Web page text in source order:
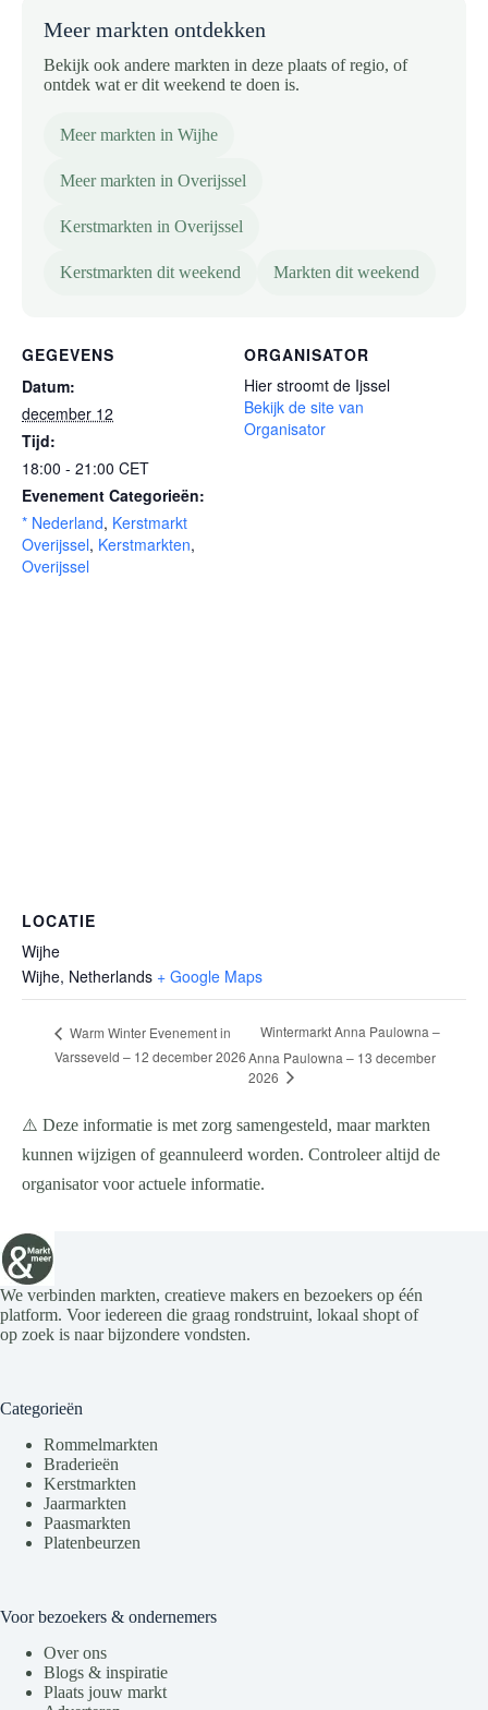
Meer markten ontdekken
Bekijk ook andere markten in deze plaats of regio, of
ontdek wat er dit weekend te doen is.
Meer markten in Wijhe
Meer markten in Overijssel
Kerstmarkten in Overijssel
Kerstmarkten dit weekend Markten dit weekend
GEGEVENS
Datum:
december 12
Tijd:
18:00 - 21:00 CET
Evenement Categorieën:
* Nederland, Kerstmarkt
Overijssel, Kerstmarkten,
Overijssel
ORGANISATOR
Hier stroomt de Ijssel
Bekijk de site van
Organisator
LOCATIE
Wijhe
Wijhe, Netherlands + Google Maps
Warm Winter Evenement in
Varsseveld – 12 december 2026
Wintermarkt Anna Paulowna –
Anna Paulowna – 13 december
2026
⚠️ Deze informatie is met zorg samengesteld, maar markten
kunnen wijzigen of geannuleerd worden. Controleer altijd de
organisator voor actuele informatie.
We verbinden markten, creatieve makers en bezoekers op één
platform. Voor iedereen die graag rondstruint, lokaal shopt of
op zoek is naar bijzondere vondsten.
Categorieën
Rommelmarkten
Braderieën
Kerstmarkten
Jaarmarkten
Paasmarkten
Platenbeurzen
Voor bezoekers & ondernemers
Over ons
Blogs & inspiratie
Plaats jouw markt